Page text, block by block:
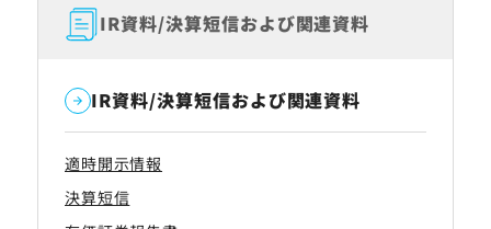
IR資料/決算短信および関連資料
IR資料/決算短信および関連資料
適時開示情報
決算短信